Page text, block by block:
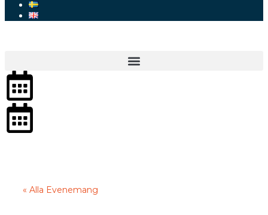
« Alla Evenemang